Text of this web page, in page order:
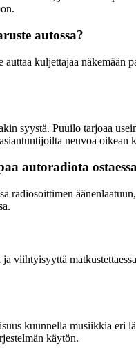
autossa?
kuljettajaa
syystä. Puuilo tarjoaa
neuvoa oikean
autoradiota
radiosoittimen
viihtyisyyttä
kuunnella musiikkia
käytön.